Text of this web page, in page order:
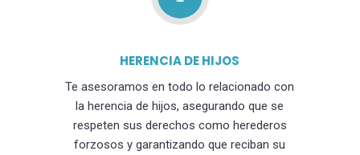
HERENCIA DE HIJOS
Te asesoramos en todo lo relacionado con
la herencia de hijos, asegurando que se
respeten sus derechos como herederos
forzosos y garantizando que reciban su